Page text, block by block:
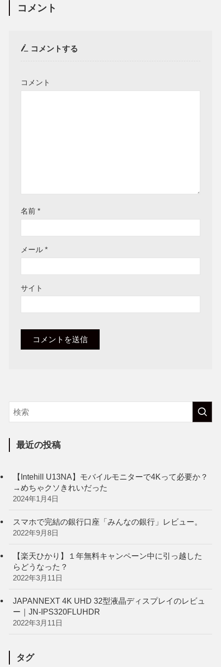
コメント
コメントする
コメント
名前*
メール*
サイト
最近の投稿
【Intehill U13NA】モバイルモニターで4Kって必要か？
→めちゃクソきれいだった
2024年1月4日
スマホで完結の銀行口座「みんなの銀行」レビュー。
2022年9月8日
【楽天ひかり】１年無料キャンペーン中に引っ越した
らどうなった？
2022年3月11日
JAPANNEXT 4K UHD 32型液晶ディスプレイのレビュ
ー｜JN-IPS320FLUHDR
2022年3月11日
タグ